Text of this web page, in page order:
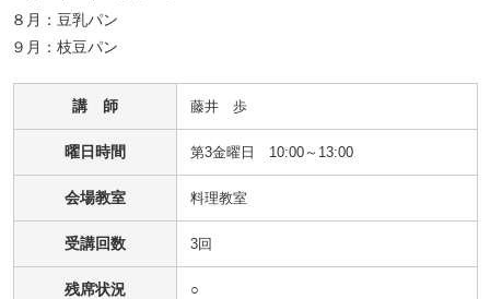
８月：豆乳パン
９月：枝豆パン
講 師 藤井　歩
曜日時間 第3金曜日 10:00～13:00
会場教室 料理教室
受講回数 3回
残席状況 ○